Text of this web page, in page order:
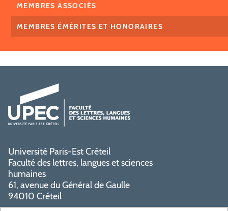
MEMBRES ASSOCIÉS
MEMBRES ÉMÉRITES ET HONORAIRES
Université Paris-Est Créteil
Faculté des lettres, langues et sciences
humaines
61, avenue du Général de Gaulle
94010 Créteil